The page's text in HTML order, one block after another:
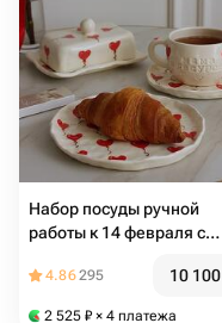
Набор посуды ручной
работы к 14 февраля с
4.86295 10 100
2 525 ₽ × 4 платежа